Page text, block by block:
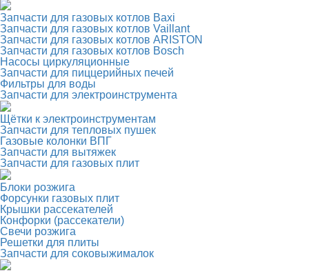
Запчасти для газовых котлов Baxi
Запчасти для газовых котлов Vaillant
Запчасти для газовых котлов ARISTON
Запчасти для газовых котлов Bosch
Насосы циркуляционные
Запчасти для пиццерийных печей
Фильтры для воды
Запчасти для электроинструмента
Щётки к электроинструментам
Запчасти для тепловых пушек
Газовые колонки ВПГ
Запчасти для вытяжек
Запчасти для газовых плит
Блоки розжига
Форсунки газовых плит
Крышки рассекателей
Конфорки (рассекатели)
Свечи розжига
Решетки для плиты
Запчасти для соковыжималок